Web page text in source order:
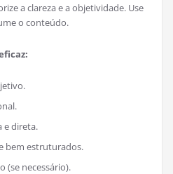
a clareza e a objetividade. Use
o conteúdo.
e direta.
bem estruturados.
(se necessário).